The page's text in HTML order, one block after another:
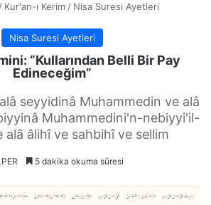
/ Kur'an-ı Kerim / Nisa Suresi Ayetleri
Nisa Suresi Ayetleri
“Kullarından Belli Bir Pay
Edineceğim”
seyyidinâ Muhammedin ve alâ
Muhammedini'n-nebiyyi'il-
alâ âlihî ve sahbihî ve sellim
5 dakika okuma süresi